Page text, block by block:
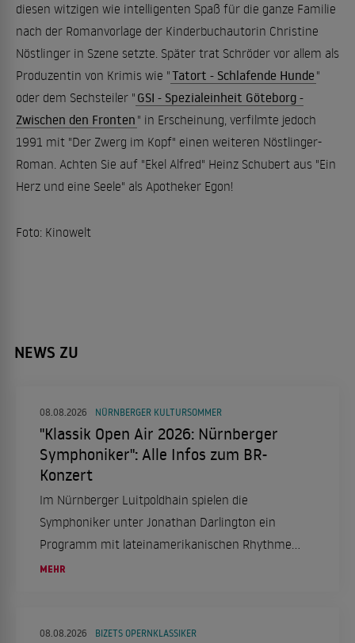
diesen witzigen wie intelligenten Spaß für die ganze Familie
nach der Romanvorlage der Kinderbuchautorin Christine
Nöstlinger in Szene setzte. Später trat Schröder vor allem als
Produzentin von Krimis wie "Tatort - Schlafende Hunde "
oder dem Sechsteiler " GSI - Spezialeinheit Göteborg -
Zwischen den Fronten " in Erscheinung, verfilmte jedoch
1991 mit "Der Zwerg im Kopf" einen weiteren Nöstlinger-
Roman. Achten Sie auf "Ekel Alfred" Heinz Schubert aus "Ein
Herz und eine Seele" als Apotheker Egon!
Foto: Kinowelt
NEWS ZU
08.08.2026 NÜRNBERGER KULTURSOMMER
"Klassik Open Air 2026: Nürnberger
Symphoniker": Alle Infos zum BR-
Konzert
Im Nürnberger Luitpoldhain spielen die
Symphoniker unter Jonathan Darlington ein
Programm mit lateinamerikanischen Rhythmen
und Wiener Eleganz.
MEHR
08.08.2026 BIZETS OPERNKLASSIKER